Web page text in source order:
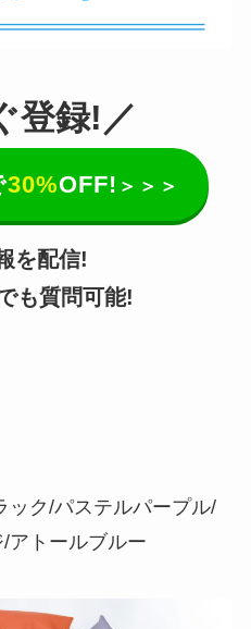
登録!／
30%OFF! ＞＞＞
を配信!
も質問可能!
ック/パステルパープル/
アトールブルー